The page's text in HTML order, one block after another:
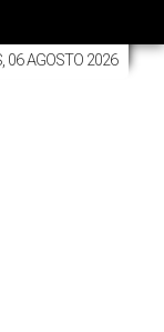
06 AGOSTO 2026